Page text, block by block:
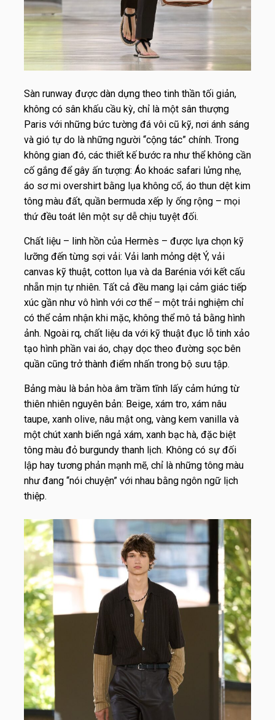
Sàn runway được dàn dựng theo tinh thần tối giản,
không có sân khấu cầu kỳ, chỉ là một sân thượng
Paris với những bức tường đá vôi cũ kỹ, nơi ánh sáng
và gió tự do là những người “cộng tác” chính. Trong
không gian đó, các thiết kế bước ra như thể không cần
cố gắng để gây ấn tượng: Áo khoác safari lửng nhẹ,
áo sơ mi overshirt bằng lụa không cổ, áo thun dệt kim
tông màu đất, quần bermuda xếp ly ống rộng – mọi
thứ đều toát lên một sự dễ chịu tuyệt đối.
Chất liệu – linh hồn của Hermès – được lựa chọn kỹ
lưỡng đến từng sợi vải: Vải lanh mỏng dệt Ý, vải
canvas kỹ thuật, cotton lụa và da Barénia với kết cấu
nhẵn mịn tự nhiên. Tất cả đều mang lại cảm giác tiếp
xúc gần như vô hình với cơ thể – một trải nghiệm chỉ
có thể cảm nhận khi mặc, không thể mô tả bằng hình
ảnh. Ngoài rq, chất liệu da với kỹ thuật đục lỗ tinh xảo
tạo hình phần vai áo, chạy dọc theo đường sọc bên
quần cũng trở thành điểm nhấn trong bộ sưu tập.
Bảng màu là bản hòa âm trầm tĩnh lấy cảm hứng từ
thiên nhiên nguyên bản: Beige, xám tro, xám nâu
taupe, xanh olive, nâu mật ong, vàng kem vanilla và
một chút xanh biển ngả xám, xanh bạc hà, đặc biệt
tông màu đỏ burgundy thanh lịch. Không có sự đối
lập hay tương phản mạnh mẽ, chỉ là những tông màu
như đang “nói chuyện” với nhau bằng ngôn ngữ lịch
thiệp.